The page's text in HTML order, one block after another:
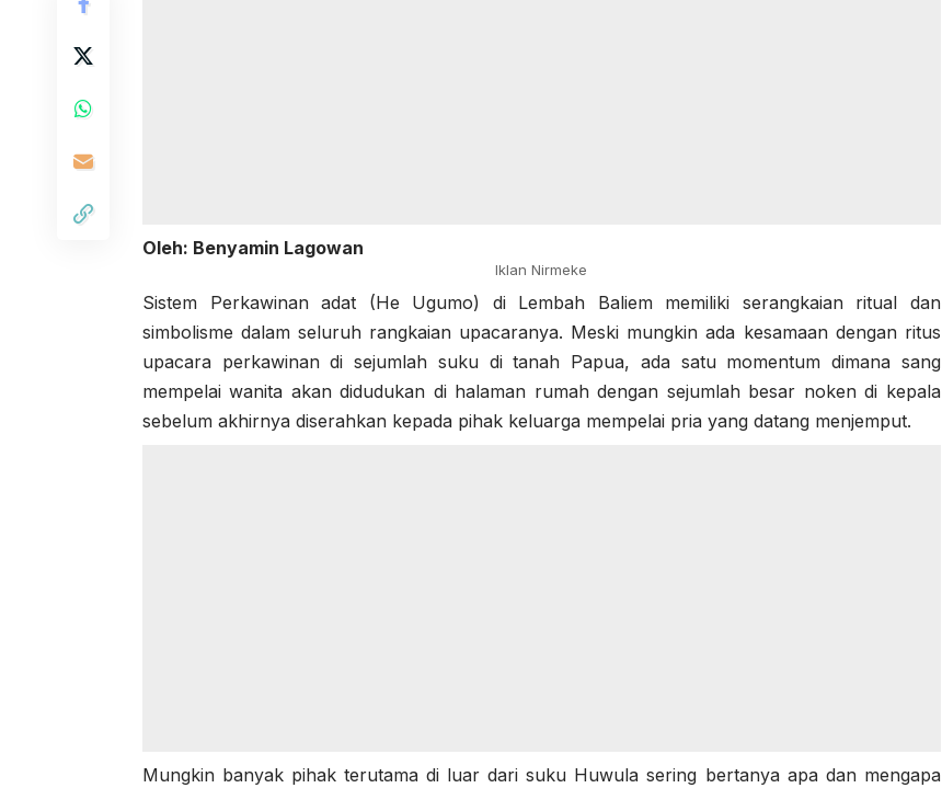
Oleh: Benyamin Lagowan
Iklan Nirmeke
Sistem Perkawinan adat (He Ugumo) di Lembah Baliem memiliki serangkaian ritual dan
simbolisme dalam seluruh rangkaian upacaranya. Meski mungkin ada kesamaan dengan ritus
upacara perkawinan di sejumlah suku di tanah Papua, ada satu momentum dimana sang
mempelai wanita akan didudukan di halaman rumah dengan sejumlah besar noken di kepala
sebelum akhirnya diserahkan kepada pihak keluarga mempelai pria yang datang menjemput.
Mungkin banyak pihak terutama di luar dari suku Huwula sering bertanya apa dan mengapa